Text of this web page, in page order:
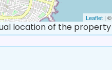
Leaflet | ©
location of the property